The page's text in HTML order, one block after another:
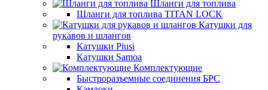
Шланги для топлива
Шланги для топлива TITAN LOCK
Катушки для
рукавов и шлангов
Катушки Piusi
Катушки Samoa
Комплектующие
Быстроразъемные соединения БРС